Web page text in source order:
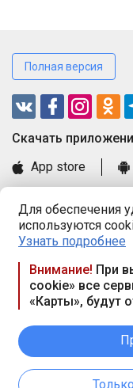
Для обеспечения
используются
Узнать подробнее
Внимание! При
cookie» все
«Карты», будут
Полная версия
Cкачать
App store
Книга замечаний и
Правила и документы
Praca.by ©
Республика
117а, пом. № 9.
вых. дн. — сб., вс.
Режим работы сайта
БАЙ» editor@praca.by